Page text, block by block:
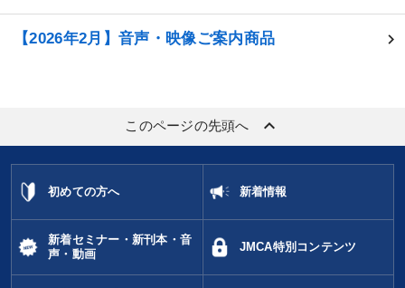
【2026年2月】音声・映像ご案内商品
このページの先頭へ keyboard_arrow_up
初めての方へ 新着情報
新着セミナー・新刊本・音
声・動画
JMCA特別コンテンツ